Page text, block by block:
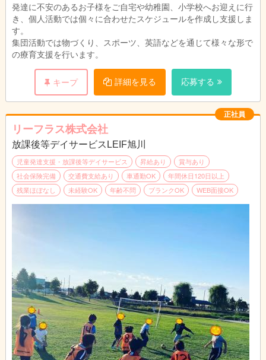
発達に不安のあるお子様をご自宅や幼稚園、小学校へお迎えに行
き、個人活動では個々に合わせたスケジュールを作成し支援しま
す。
集団活動では物づくり、スポーツ、英語などを通じて様々な形で
の療育支援を行います。
キープ 詳細を見る 応募する
正社員
リーフラス株式会社
放課後等デイサービスLEIF旭川
児童発達支援・放課後等デイサービス 昇給あり
賞与あり
社会保険完備
交通費支給あり 車通勤OK
年間休日120日以上
残業ほぼなし
未経験OK 年齢不問 ブランクOK WEB面接OK